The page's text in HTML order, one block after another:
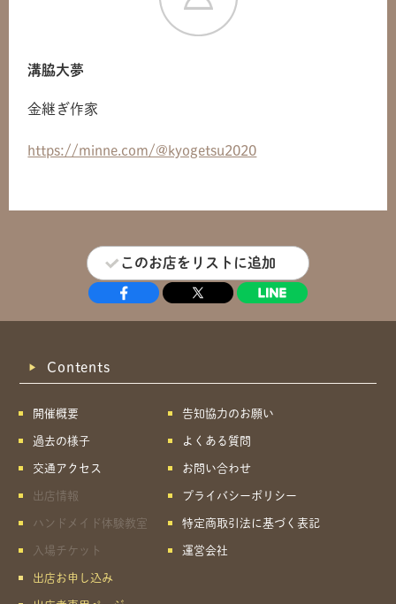
溝脇大夢
金継ぎ作家
https://minne.com/@kyogetsu2020
このお店をリストに追加
Contents
開催概要
過去の様子
交通アクセス
出店情報
ハンドメイド体験教室
入場チケット
出店お申し込み
告知協力のお願い
よくある質問
お問い合わせ
プライバシーポリシー
特定商取引法に基づく表記
運営会社